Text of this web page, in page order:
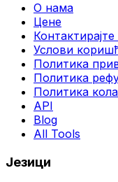
О нама
Цене
Контактирајте
Услови
Политика
Политика
Политика
API
Blog
All Tools
Језици